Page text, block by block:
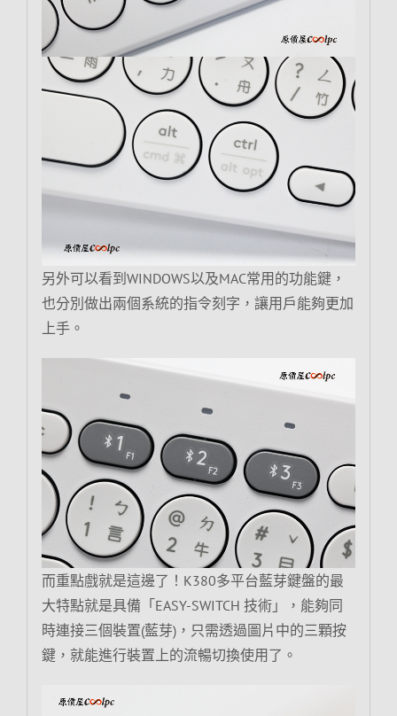
另外可以看到WINDOWS以及MAC常用的功能鍵，
也分別做出兩個系統的指令刻字，讓用戶能夠更加
上手。
而重點戲就是這邊了！K380多平台藍芽鍵盤的最
大特點就是具備「EASY-SWITCH 技術」，能夠同
時連接三個裝置(藍芽)，只需透過圖片中的三顆按
鍵，就能進行裝置上的流暢切換使用了。